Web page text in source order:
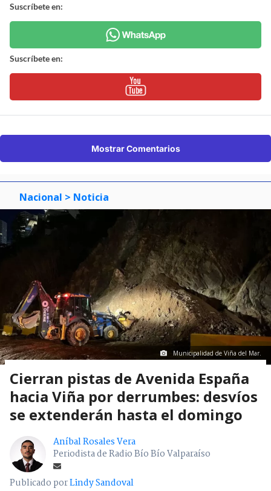
Suscríbete en:
Suscríbete en:
Mostrar Comentarios
Nacional > Noticia
Municipalidad de Viña del Mar.
Cierran pistas de Avenida España
hacia Viña por derrumbes: desvíos
se extenderán hasta el domingo
Aníbal Rosales Vera
Periodista de Radio Bío Bío Valparaíso
Publicado porLindy Sandoval